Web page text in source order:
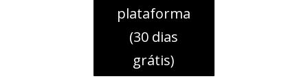
plataforma
(30 dias
grátis)